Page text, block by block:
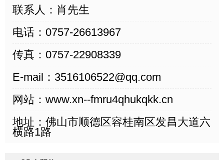
联系人： 肖先生
电话： 0757-26613967
传真： 0757-22908339
E-mail： 3516106522@qq.com
网站： www.xn--fmru4qhukqkk.cn
地址： 佛山市顺德区容桂南区发昌大道六
横路1路